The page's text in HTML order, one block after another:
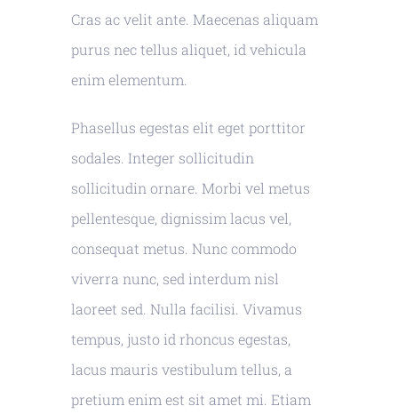
Cras ac velit ante. Maecenas aliquam
purus nec tellus aliquet, id vehicula
enim elementum.
Phasellus egestas elit eget porttitor
sodales. Integer sollicitudin
sollicitudin ornare. Morbi vel metus
pellentesque, dignissim lacus vel,
consequat metus. Nunc commodo
viverra nunc, sed interdum nisl
laoreet sed. Nulla facilisi. Vivamus
tempus, justo id rhoncus egestas,
lacus mauris vestibulum tellus, a
pretium enim est sit amet mi. Etiam